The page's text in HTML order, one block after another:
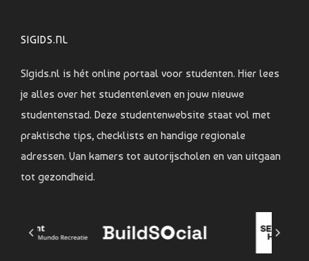
SIGIDS.NL
SIgids.nl is hét online portaal voor studenten. Hier lees
je alles over het studentenleven en jouw nieuwe
studentenstad. Deze studentenwebsite staat vol met
praktische tips, checklists en handige regionale
adressen. Van kamers tot autorijscholen en van uitgaan
tot gezondheid.